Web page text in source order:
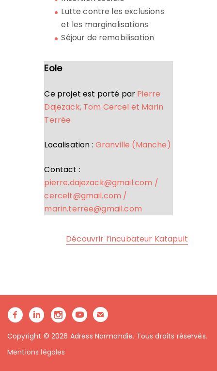
Lutte contre les exclusions
et les marginalisations
Séjour de remobilisation
Eole
Ce projet est porté par Pierre
Dajezack, Tom Cercel et Marin
Terrée
Localisation : Granville (Manche)
Contact :
pierre.dajezack@gmail.com /
cercelt@gmail.com /
marin.terree@gmail.com
Découvrir l’incubateur Katapult
Copyright © 2026 Adress Normandie. Tous droits réservés.
Mentions légales